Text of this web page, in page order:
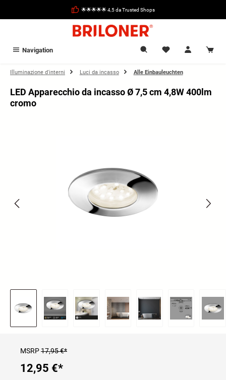
🌟🌟🌟🌟🌟 4,5 da Trusted Shops
Navigation
Illuminazione d'interni Luci da incasso Alle Einbauleuchten
LED Apparecchio da incasso Ø 7,5 cm 4,8W 400lm
cromo
MSRP17,95 €*
12,95 €*